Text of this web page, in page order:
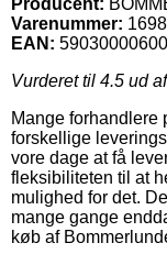
Varenummer:
EAN:
Vurderet til 4.5 ud
Mange forhandlere
forskellige
vore dage at få
fleksibiliteten til at
mulighed for det.
mange gange
køb af